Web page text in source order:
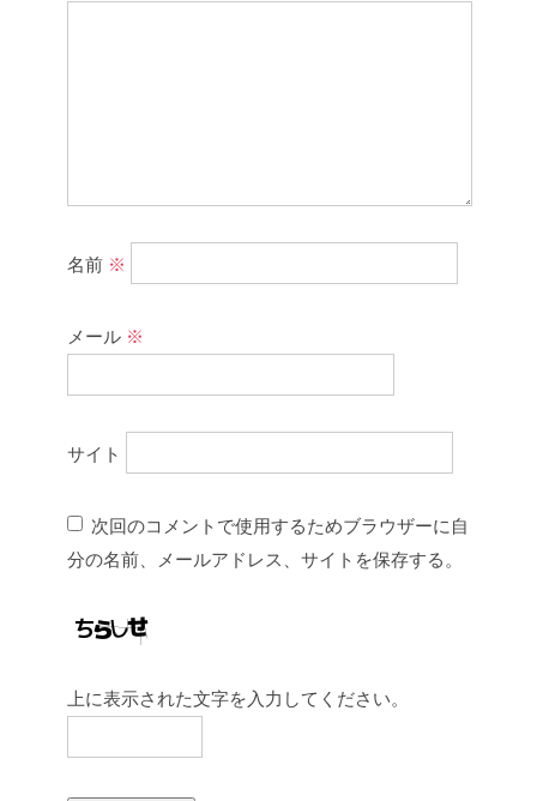
名前 ※
メール ※
サイト
次回のコメントで使用するためブラウザーに自
分の名前、メールアドレス、サイトを保存する。
上に表示された文字を入力してください。